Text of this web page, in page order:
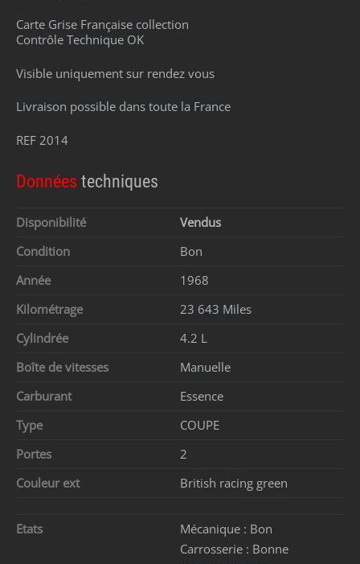
Carte Grise Française collection
Contrôle Technique OK
Visible uniquement sur rendez vous
Livraison possible dans toute la France
REF 2014
Données techniques
Disponibilité
Vendus
Condition
Bon
Année
1968
Kilométrage
23 643 Miles
Cylindrée
4.2 L
Boîte de vitesses
Manuelle
Carburant
Essence
Type
COUPE
Portes
2
Couleur ext
British racing green
Etats Mécanique : Bon
Carrosserie : Bonne